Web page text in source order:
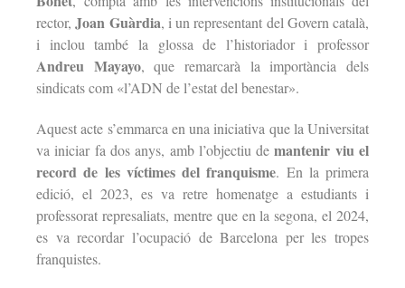
rector,Joan Guàrdia, i un representant del Govern català,
i inclou també la glossa de l’historiador i professor
Andreu Mayayo, que remarcarà la importància dels
sindicats com «l’ADN de l’estat del benestar».
Aquest acte s’emmarca en una iniciativa que la Universitat
va iniciar fa dos anys, amb l’objectiu de mantenir viu el
record de les víctimes del franquisme. En la primera
edició, el 2023, es va retre homenatge a estudiants i
professorat represaliats, mentre que en la segona, el 2024,
es va recordar l’ocupació de Barcelona per les tropes
franquistes.